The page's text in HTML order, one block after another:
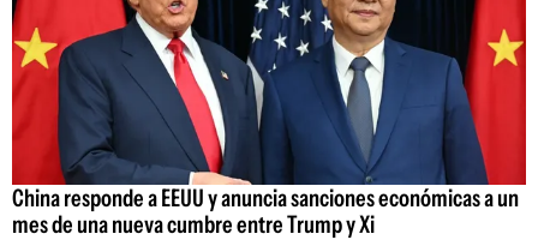
China responde a EEUU y anuncia sanciones económicas a un
mes de una nueva cumbre entre Trump y Xi